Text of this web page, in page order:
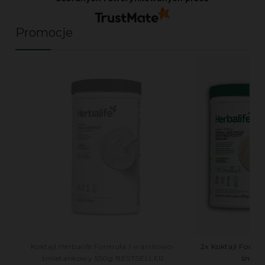
Promocje
2x Koktajl